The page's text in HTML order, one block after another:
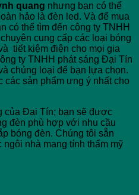
quang nhưng bạn có thể
hảo là đèn led. Và để mua
có thể tìm đến công ty TNHH
cung cấp các loại bóng
tiết kiệm điện cho mọi gia
ty TNHH phát sáng Đại Tín
chủng loại để bạn lựa chọn.
sản phẩm ưng ý nhất cho
của Đại Tín; bạn sẽ được
đèn phù hợp với nhu cầu
bóng đèn. Chúng tôi sẵn
nhà mang tính thẩm mỹ